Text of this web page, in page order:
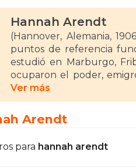
Hannah Arendt
(Hannover, Alemania, 1906 - Nueva York, Estados Unidos, 1975) Arendt se ha erigido, como
puntos de referencia
estudió en Marburgo,
ocuparon el poder,
sobre las Relaciones
la Universidad de Chicago
Ver más
Arendt
para hannah arendt